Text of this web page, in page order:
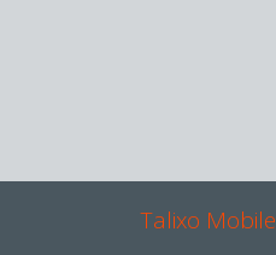
Talixo Mobile